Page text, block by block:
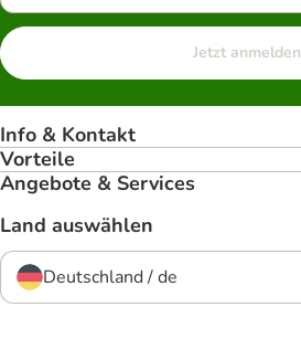
Jetzt anmelden
Info & Kontakt
Vorteile
Angebote & Services
Land auswählen
Deutschland / de